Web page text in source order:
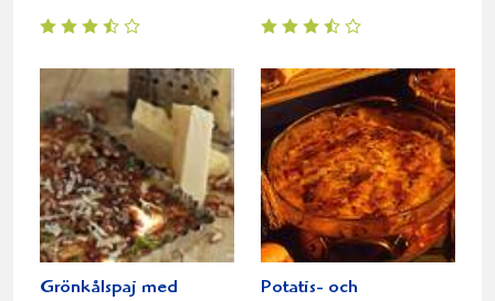
Grönkålspaj med
Potatis- och